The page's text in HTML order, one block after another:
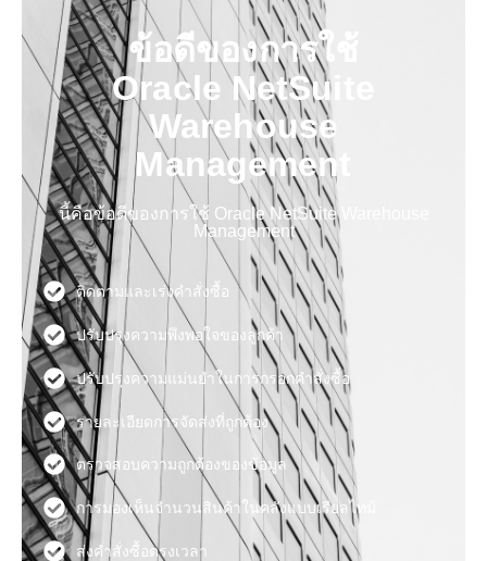
ข้อดีของการใช้
Oracle NetSuite
Warehouse
Management
นี้คือข้อดีของการใช้ Oracle NetSuite Warehouse
Management
ติดตามและเร่งคำสั่งซื้อ
ปรับปรุงความพึงพอใจของลูกค้า
ปรับปรุงความแม่นยำในการกรอกคำสั่งซื้อ
รายละเอียดการจัดส่งที่ถูกต้อง
ตรวจสอบความถูกต้องของข้อมูล
การมองเห็นจำนวนสินค้าในคลังแบบเรียลไทม์
ส่งคำสั่งซื้อตรงเวลา